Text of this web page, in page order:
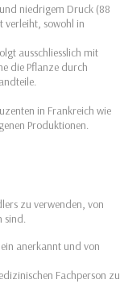
niedrigem Druck (88
verleiht, sowohl in
ausschliesslich mit
die Pflanze durch
in Frankreich wie
Produktionen.
zu verwenden, von
sind.
anerkannt und von
Fachperson zu